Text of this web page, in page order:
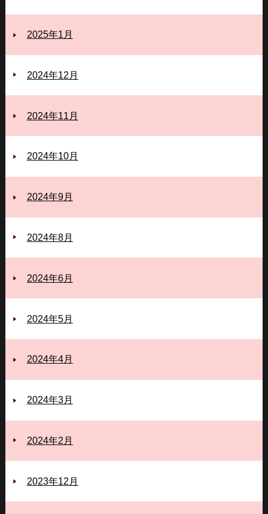
2025年1月
2024年12月
2024年11月
2024年10月
2024年9月
2024年8月
2024年6月
2024年5月
2024年4月
2024年3月
2024年2月
2023年12月